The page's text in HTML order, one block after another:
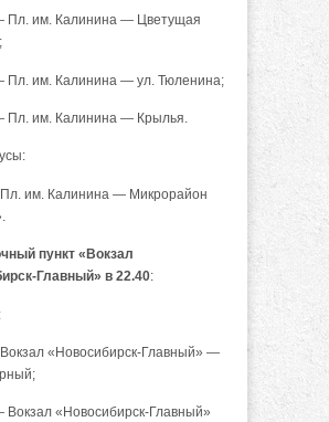
им. Калинина — Цветущая
им. Калинина — ул. Тюленина;
им. Калинина — Крылья.
им. Калинина — Микрорайон
пункт «Вокзал
Главный» в 22.40:
«Новосибирск-Главный» —
«Новосибирск-Главный»